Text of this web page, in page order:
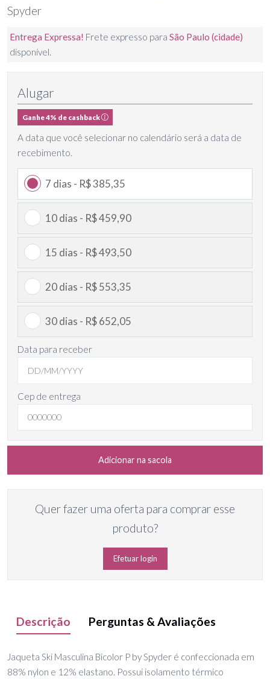
Spyder
Entrega Expressa! Frete expresso para São Paulo (cidade)
disponível.
Alugar
Ganhe 4% de cashback
A data que você selecionar no calendário será a data de
recebimento.
7 dias - R$ 385,35
10 dias - R$ 459,90
15 dias - R$ 493,50
20 dias - R$ 553,35
30 dias - R$ 652,05
Data para receber
Cep de entrega
Adicionar na sacola
Quer fazer uma oferta para comprar esse
produto?
Efetuar login
Descrição Perguntas & Avaliações
Jaqueta Ski Masculina Bicolor P by Spyder é confeccionada em
88% nylon e 12% elastano. Possui isolamento térmico